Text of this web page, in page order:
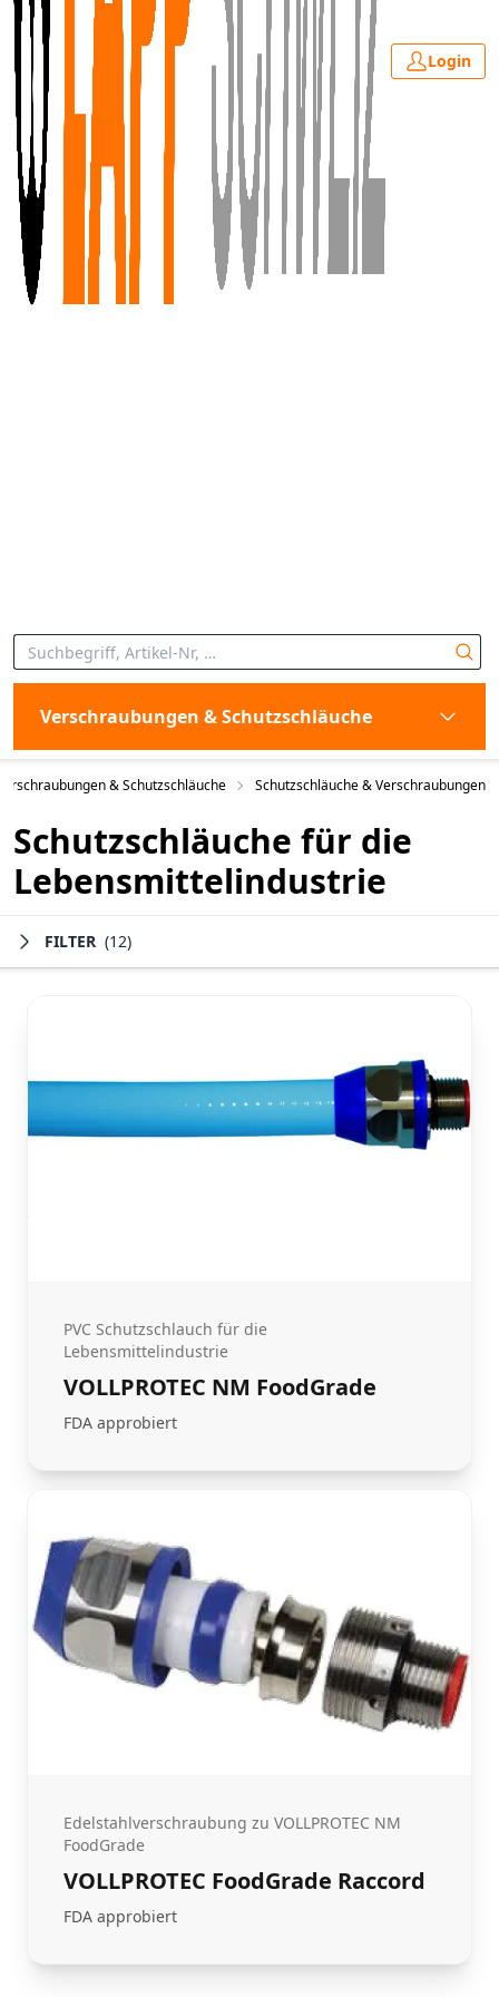
Login
Verschraubungen & Schutzschläuche
& Schutzschläuche Schutzschläuche & Verschraubungen
Schutzschläuche für die
Lebensmittelindustrie
FILTER (12)
PVC Schutzschlauch für die
Lebensmittelindustrie
VOLLPROTEC NM FoodGrade
FDA approbiert
Edelstahlverschraubung zu VOLLPROTEC NM
FoodGrade
VOLLPROTEC FoodGrade Raccord
FDA approbiert